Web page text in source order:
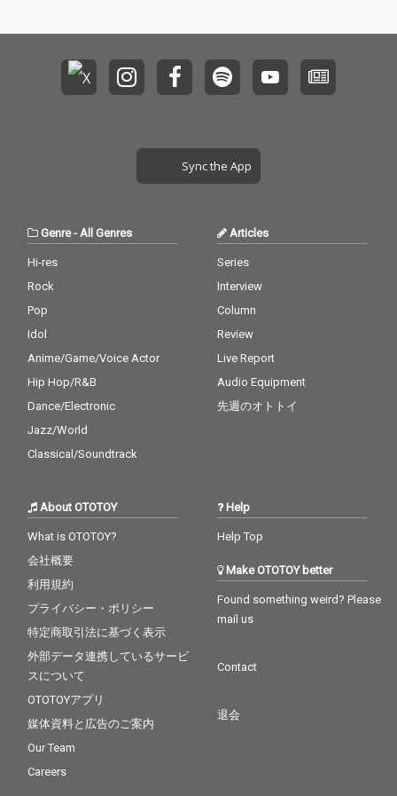
Sync the App
Genre- All Genres
Hi-res
Rock
Pop
Idol
Anime/Game/Voice Actor
Hip Hop/R&B
Dance/Electronic
Jazz/World
Classical/Soundtrack
Articles
Series
Interview
Column
Review
Live Report
Audio Equipment
先週のオトトイ
About OTOTOY
What is OTOTOY?
会社概要
利用規約
プライバシー・ポリシー
特定商取引法に基づく表示
外部データ連携しているサービ
スについて
OTOTOYアプリ
媒体資料と広告のご案内
Our Team
Careers
Help
Help Top
Make OTOTOY better
Found something weird? Please
mail us
Contact
退会